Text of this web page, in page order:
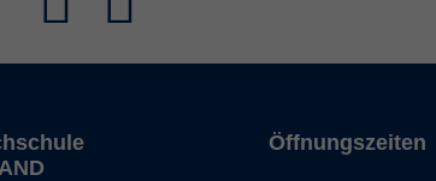
Öffnungszeiten